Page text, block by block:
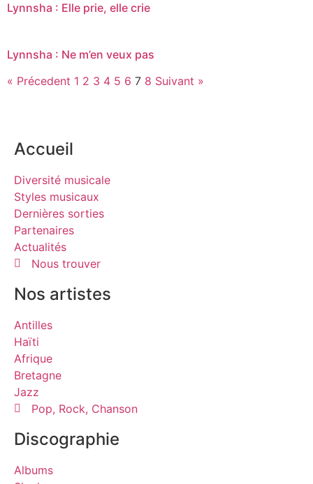
Lynnsha : Elle prie, elle crie
Lynnsha : Ne m’en veux pas
« Précedent 1 2 3 4 5 6 7 8 Suivant »
Accueil
Diversité musicale
Styles musicaux
Dernières sorties
Partenaires
Actualités
Nous trouver
Nos artistes
Antilles
Haïti
Afrique
Bretagne
Jazz
Pop, Rock, Chanson
Discographie
Albums